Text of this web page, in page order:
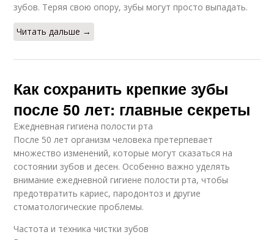
зубов. Теряя свою опору, зубы могут просто выпадать.
Читать дальше →
Как сохранить крепкие зубы
после 50 лет: главные секреты
Ежедневная гигиена полости рта
После 50 лет организм человека претерпевает
множество изменений, которые могут сказаться на
состоянии зубов и десен. Особенно важно уделять
внимание ежедневной гигиене полости рта, чтобы
предотвратить кариес, пародонтоз и другие
стоматологические проблемы.
Частота и техника чистки зубов